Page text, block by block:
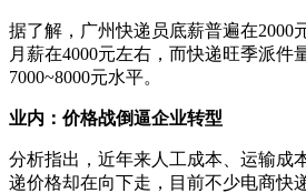
据了解，广州快递员底薪普遍在2000
月薪在4000元左右，而快递旺季派件
7000~8000元水平。
业内：价格战倒逼企业转型
分析指出，近年来人工成本、运输成
递价格却在向下走，目前不少电商快